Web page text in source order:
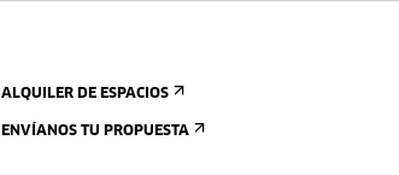
ALQUILER DE ESPACIOS
ENVÍANOS TU PROPUESTA